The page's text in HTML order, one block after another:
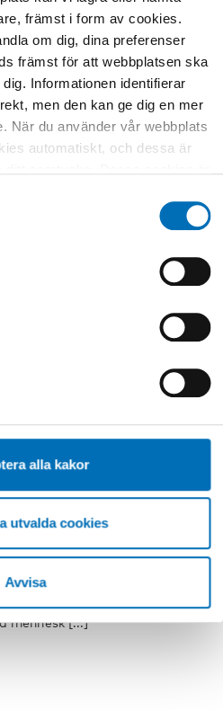
främst i form av cookies.
om dig, dina preferenser
främst för att webbplatsen ska
Informationen identifierar
men den kan ge dig en mer
När du använder vår webbplats
automatiskt, och dessa är
din integritet, och du kan
(statistiska, preferens,
du vill acceptera.
för att ta reda på mer
påverka din upplevelse av
vi erbjuder. Om du har besökt
dem genom att navigera till
alla kakor
utvalda cookies
Avvisa
kan du understøtte
språk
på og tillægger
en sproglig værdi, kan vi
mennesk [...]